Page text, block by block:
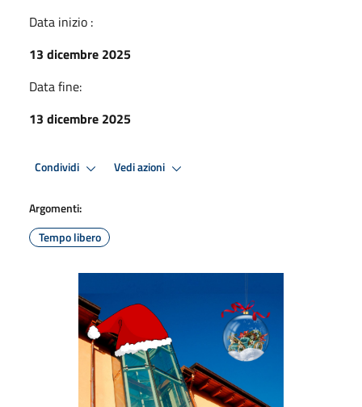
Data inizio :
13 dicembre 2025
Data fine:
13 dicembre 2025
Condividi Vedi azioni
Argomenti:
Tempo libero